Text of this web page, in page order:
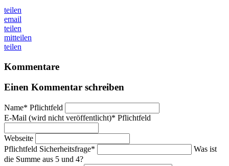
teilen
email
teilen
mitteilen
teilen
Kommentare
Einen Kommentar schreiben
Name* Pflichtfeld
E-Mail (wird nicht veröffentlicht)* Pflichtfeld
Webseite
Pflichtfeld Sicherheitsfrage*
Was ist
die Summe aus 5 und 4?